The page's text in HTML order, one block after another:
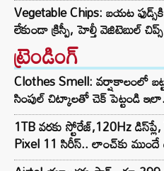
Vegetable Chips: బయట
లేకుండా క్రిస్పీ, హెల్తీ వెజిటెబుల్
ట్రెండింగ్‌
Clothes Smell: వర్షాకాలంలో
సింపుల్ చిట్కాలతో చెక్ పెట్టండి
1TB వరకు స్టోరేజ్,120Hz
Pixel 11 సిరీస్.. లాంచ్⁭కు ముందే